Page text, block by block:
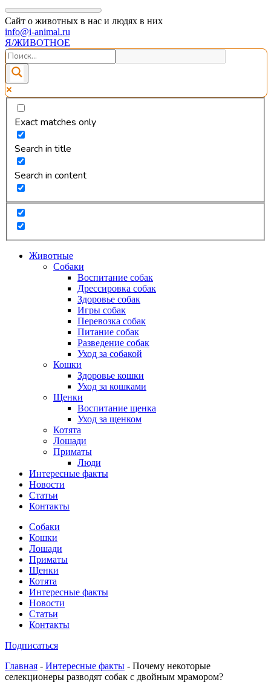
Сайт о животных в нас и людях в них
info@i-animal.ru
Я/ЖИВОТНОЕ
Exact matches only
Search in title
Search in content
Животные
Собаки
Воспитание собак
Дрессировка собак
Здоровье собак
Игры собак
Перевозка собак
Питание собак
Разведение собак
Уход за собакой
Кошки
Здоровье кошки
Уход за кошками
Щенки
Воспитание щенка
Уход за щенком
Котята
Лошади
Приматы
Люди
Интересные факты
Новости
Статьи
Контакты
Собаки
Кошки
Лошади
Приматы
Щенки
Котята
Интересные факты
Новости
Статьи
Контакты
Подписаться
Главная - Интересные факты - Почему некоторые
селекционеры разводят собак с двойным мрамором?